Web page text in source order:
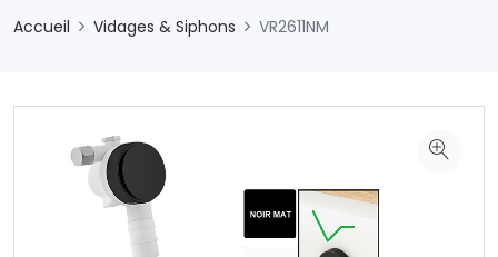
Accueil Vidages & Siphons VR2611NM